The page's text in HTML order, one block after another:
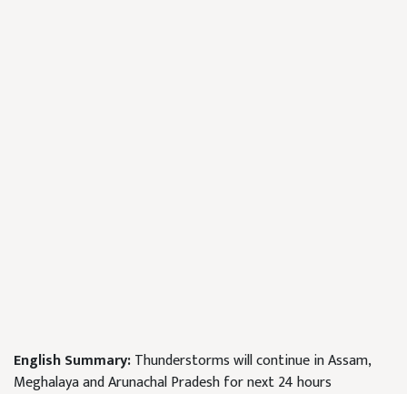
English Summary:Thunderstorms will continue in Assam,
Meghalaya and Arunachal Pradesh for next 24 hours